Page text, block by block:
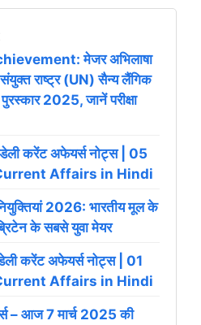
मेजर अभिलाषा
संयुक्त राष्ट्र (UN) सैन्य लैंगिक
2025, जानें परीक्षा
करेंट अफेयर्स नोट्स | 05
Affairs in Hindi
नियुक्तियां 2026: भारतीय मूल के
के सबसे युवा मेयर
करेंट अफेयर्स नोट्स | 01
Affairs in Hindi
– आज 7 मार्च 2025 की